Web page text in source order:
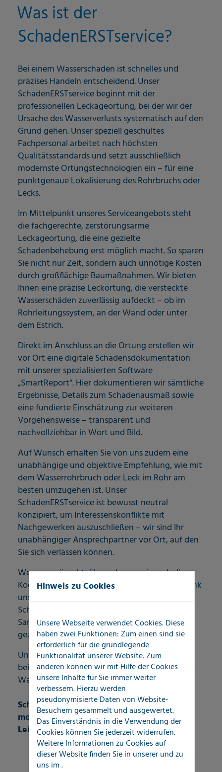
Was ist der
SchadenERSTservice?
Bei einem Wasserschaden ist schnelles und
präzises Handeln entscheidend. Unser
SchadenERSTservice beginnt mit der
professionellen Leckageortung, bei der wir der
Ursache des Wasserverlusts systematisch auf den
Grund gehen. Unser speziell geschultes
Fachpersonal arbeitet nach höchsten
Qualitätsstandards und setzt ausschließlich
modernste Ortungstechnologien ein – für eine
punktgenaue Lokalisierung des Rohrbruchs oder
Lecks.
Im Mittelpunkt unseres Serviceangebots steht
die fachgerechte, zerstörungsarme
Leckageortung, die eine gezielte
Schadenbehebung erst möglich macht. So sparen
Sie nicht nur Zeit, sondern auch unnötige Kosten
durch großflächige Baumaßnahmen. Wir bieten
Ihnen eine präzise Leckortung, die versteckte
Wasserschäden zuverlässig aufdeckt – ob im
Rohrleitungssystem, an der Wand oder unter
dem Estrich.
Direkt im Anschluss an die Ortung erstellen wir
vor Ort eine digitale Schadensdokumentation
mit unserer spezialisierten Software
„SmartReport“. Hier dokumentieren wir sämtliche
Ergebnisse, Details zum Schadenausmaß sowie
eine fundierte Einschätzung zur weiteren
Vorgehensweise – transparent und
nachvollziehbar in Wort und Bild.
Auf Wunsch erhalten Sie von uns zudem eine
unabhängige und objektive Empfehlung, wie mit
dem Wasserrohrbruch oder Leck im Rohr am
besten umzugehen ist. Unser
SchadenERSTservice ist bewusst neutral
konzipiert, um Interessenskonflikte mit
Nachgewerken auszuschließen – wir sind Ihr
unabhängiger Ansprechpartner vor Ort, auf den
Sie sich verlassen können.
Wenn gewünscht, übernehmen wir auch die
Koordination der Folge- und Nachgewerke. Dank
unserer sofort verfügbaren
Schadendokumentation können weitere
Sanierungsmaßnahmen schnell, effizient und
gezielt eingeleitet werden.
Unser SchadenERSTservice – Ihre erste Adresse
bei Leckageortung, Rohrbruchanalyse und
Wasserschadendiagnose.
Schnell, zuverlässig, unabhängig – mit
modernster Leckortungstechnik und
Leidenschaft für Qualität.
Hinweis zu Cookies
Unsere Webseite verwendet Cookies. Diese
haben zwei Funktionen: Zum einen sind sie
erforderlich für die grundlegende
Funktionalität unserer Website. Zum
anderen können wir mit Hilfe der Cookies
unsere Inhalte für Sie immer weiter
verbessern. Hierzu werden
pseudonymisierte Daten von Website-
Besuchern gesammelt und ausgewertet.
Das Einverständnis in die Verwendung der
Cookies können Sie jederzeit widerrufen.
Weitere Informationen zu Cookies auf
dieser Website finden Sie in unsererund zu
uns im.